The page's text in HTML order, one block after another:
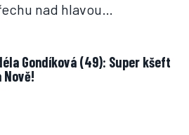
nad hlavou…
Gondíková (49): Super kšeft
Nově!